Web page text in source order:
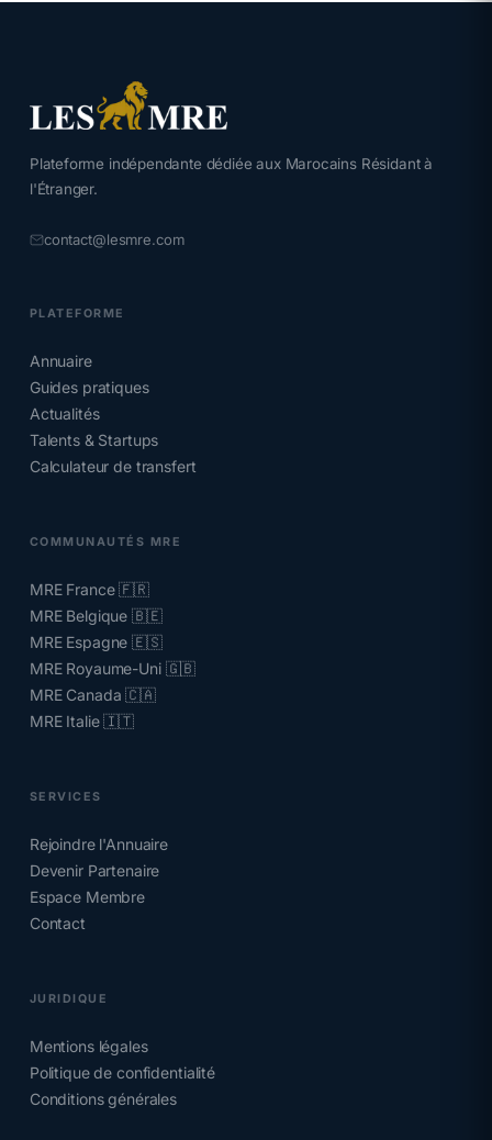
Plateforme indépendante dédiée aux Marocains Résidant à
l'Étranger.
contact@lesmre.com
PLATEFORME
Annuaire
Guides pratiques
Actualités
Talents & Startups
Calculateur de transfert
COMMUNAUTÉS MRE
MRE France 🇫🇷
MRE Belgique 🇧🇪
MRE Espagne 🇪🇸
MRE Royaume-Uni 🇬🇧
MRE Canada 🇨🇦
MRE Italie 🇮🇹
SERVICES
Rejoindre l'Annuaire
Devenir Partenaire
Espace Membre
Contact
JURIDIQUE
Mentions légales
Politique de confidentialité
Conditions générales